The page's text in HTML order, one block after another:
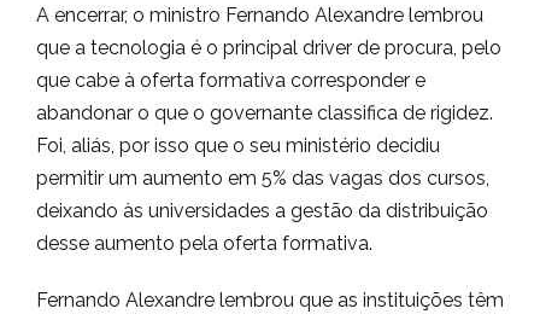
A encerrar, o ministro Fernando Alexandre lembrou
que a tecnologia é o principal driver de procura, pelo
que cabe à oferta formativa corresponder e
abandonar o que o governante classifica de rigidez.
Foi, aliás, por isso que o seu ministério decidiu
permitir um aumento em 5% das vagas dos cursos,
deixando às universidades a gestão da distribuição
desse aumento pela oferta formativa.
Fernando Alexandre lembrou que as instituições têm